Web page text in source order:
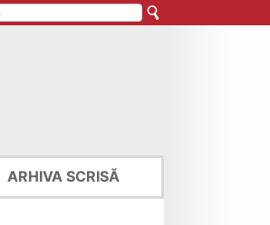
ARHIVA SCRISĂ